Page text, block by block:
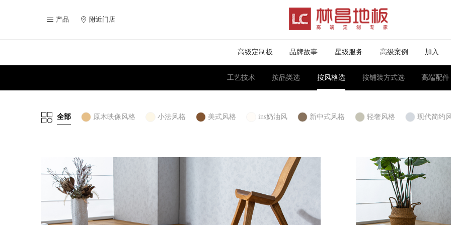
产品 附近门店
高级定制板 品牌故事 星级服务 高级案例 加入
工艺技术 按品类选 按风格选 按铺装方式选 高端配件
全部 原木映像风格 小法风格 美式风格 ins奶油风 新中式风格 轻奢风格 现代简约